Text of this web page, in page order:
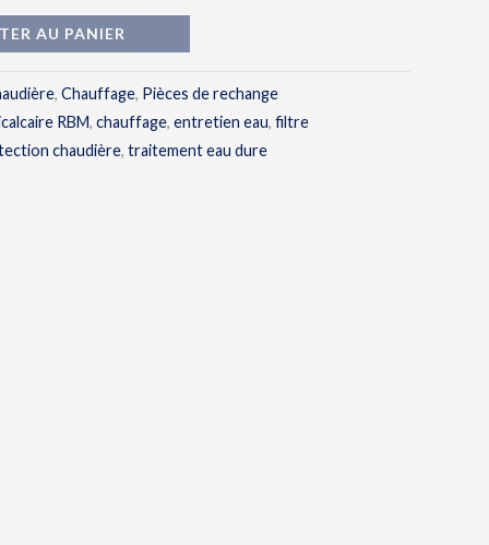
AU PANIER
, Chauffage, Pièces de rechange
RBM, chauffage, entretien eau, filtre
chaudière, traitement eau dure